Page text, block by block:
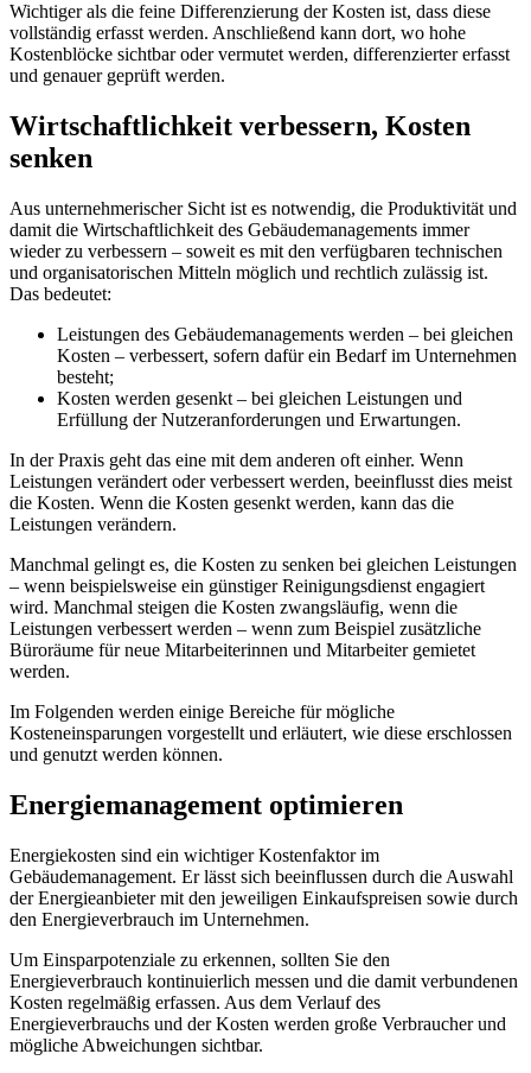
Wichtiger als die feine Differenzierung der Kosten ist, dass diese
vollständig erfasst werden. Anschließend kann dort, wo hohe
Kostenblöcke sichtbar oder vermutet werden, differenzierter erfasst
und genauer geprüft werden.
Wirtschaftlichkeit verbessern, Kosten
senken
Aus unternehmerischer Sicht ist es notwendig, die Produktivität und
damit die Wirtschaftlichkeit des Gebäudemanagements immer
wieder zu verbessern – soweit es mit den verfügbaren technischen
und organisatorischen Mitteln möglich und rechtlich zulässig ist.
Das bedeutet:
Leistungen des Gebäudemanagements werden – bei gleichen
Kosten – verbessert, sofern dafür ein Bedarf im Unternehmen
besteht;
Kosten werden gesenkt – bei gleichen Leistungen und
Erfüllung der Nutzeranforderungen und Erwartungen.
In der Praxis geht das eine mit dem anderen oft einher. Wenn
Leistungen verändert oder verbessert werden, beeinflusst dies meist
die Kosten. Wenn die Kosten gesenkt werden, kann das die
Leistungen verändern.
Manchmal gelingt es, die Kosten zu senken bei gleichen Leistungen
– wenn beispielsweise ein günstiger Reinigungsdienst engagiert
wird. Manchmal steigen die Kosten zwangsläufig, wenn die
Leistungen verbessert werden – wenn zum Beispiel zusätzliche
Büroräume für neue Mitarbeiterinnen und Mitarbeiter gemietet
werden.
Im Folgenden werden einige Bereiche für mögliche
Kosteneinsparungen vorgestellt und erläutert, wie diese erschlossen
und genutzt werden können.
Energiemanagement optimieren
Energiekosten sind ein wichtiger Kostenfaktor im
Gebäudemanagement. Er lässt sich beeinflussen durch die Auswahl
der Energieanbieter mit den jeweiligen Einkaufspreisen sowie durch
den Energieverbrauch im Unternehmen.
Um Einsparpotenziale zu erkennen, sollten Sie den
Energieverbrauch kontinuierlich messen und die damit verbundenen
Kosten regelmäßig erfassen. Aus dem Verlauf des
Energieverbrauchs und der Kosten werden große Verbraucher und
mögliche Abweichungen sichtbar.